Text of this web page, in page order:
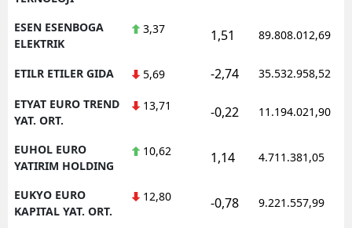
ESEN ESENBOGA
ELEKTRIK
3,37 1,51 89.808.012,69
ETILR ETILER GIDA 5,69 -2,74 35.532.958,52
ETYAT EURO TREND
YAT. ORT.
13,71 -0,22 11.194.021,90
EUHOL EURO
YATIRIM HOLDING
10,62 1,14 4.711.381,05
EUKYO EURO
KAPITAL YAT. ORT.
12,80 -0,78 9.221.557,99